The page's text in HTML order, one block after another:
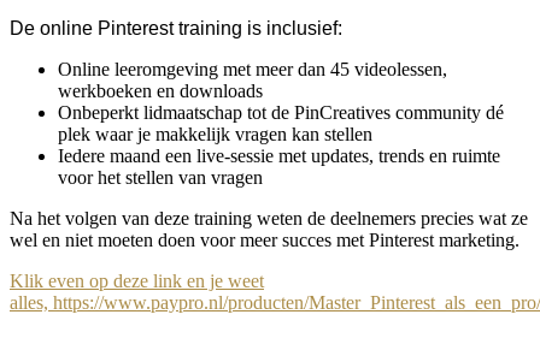
De online Pinterest training is inclusief:
Online leeromgeving met meer dan 45 videolessen,
werkboeken en downloads
Onbeperkt lidmaatschap tot de PinCreatives community dé
plek waar je makkelijk vragen kan stellen
Iedere maand een live-sessie met updates, trends en ruimte
voor het stellen van vragen
Na het volgen van deze training weten de deelnemers precies wat ze
wel en niet moeten doen voor meer succes met Pinterest marketing.
Klik even op deze link en je weet
alles, https://www.paypro.nl/producten/